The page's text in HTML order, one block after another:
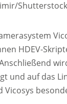
Shutterstock
HDEV-
und auf das